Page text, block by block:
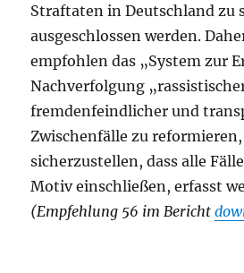
Straftaten in Deutschland zu
ausgeschlossen werden.
empfohlen das „System zur
Nachverfolgung
fremdenfeindlicher und
Zwischenfälle zu
sicherzustellen, dass alle
Motiv einschließen, erfasst
(Empfehlung 56 im Bericht